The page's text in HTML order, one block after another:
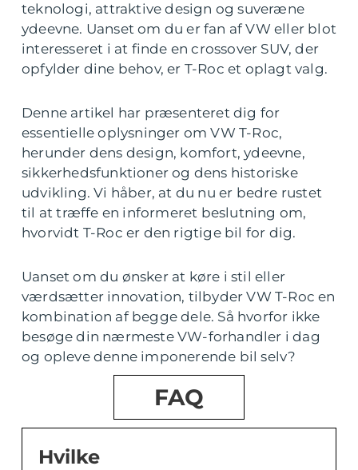
teknologi, attraktive design og suveræne
ydeevne. Uanset om du er fan af VW eller blot
interesseret i at finde en crossover SUV, der
opfylder dine behov, er T-Roc et oplagt valg.
Denne artikel har præsenteret dig for
essentielle oplysninger om VW T-Roc,
herunder dens design, komfort, ydeevne,
sikkerhedsfunktioner og dens historiske
udvikling. Vi håber, at du nu er bedre rustet
til at træffe en informeret beslutning om,
hvorvidt T-Roc er den rigtige bil for dig.
Uanset om du ønsker at køre i stil eller
værdsætter innovation, tilbyder VW T-Roc en
kombination af begge dele. Så hvorfor ikke
besøge din nærmeste VW-forhandler i dag
og opleve denne imponerende bil selv?
FAQ
Hvilke